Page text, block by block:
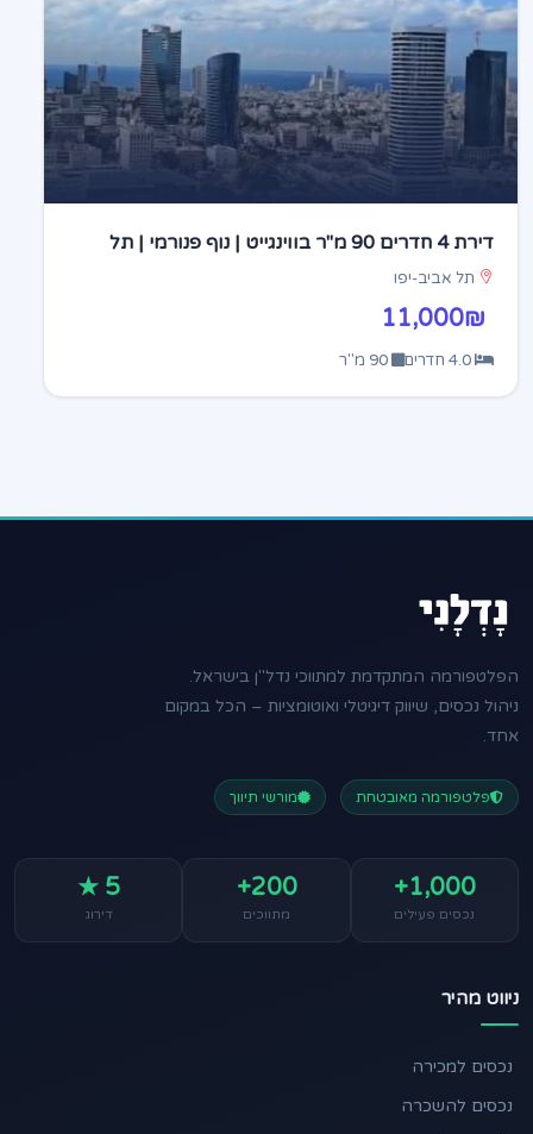
דירת 4 חדרים 90 מ"ר בווינגייט | נוף פנורמי | תל
אביבתל אביב-יפו
11,000₪
הפלטפורמה המתקדמת למתווכי נדל"ן בישראל.
ניהול נכסים, שיווק דיגיטלי ואוטומציות – הכל במקום
אחד.
פלטפורמה מאובטחת מורשי תיווך
1,000+
נכסים פעילים
200+
מתווכים
5 ★
דירוג
ניווט מהיר
נכסים למכירה
נכסים להשכרה